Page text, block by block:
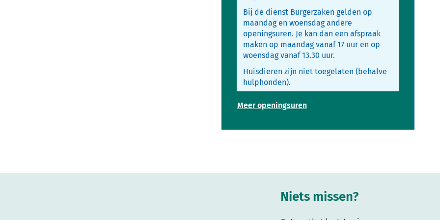
Bij de dienst Burgerzaken gelden op
maandag en woensdag andere
openingsuren. Je kan dan een afspraak
maken op maandag vanaf 17 uur en op
woensdag vanaf 13.30 uur.
Huisdieren zijn niet toegelaten (behalve
hulphonden).
Meer openingsurenPersoneelsdienst
Niets missen?